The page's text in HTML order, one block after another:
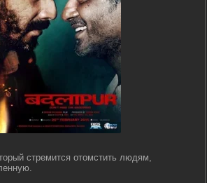
стремится отомстить людям,